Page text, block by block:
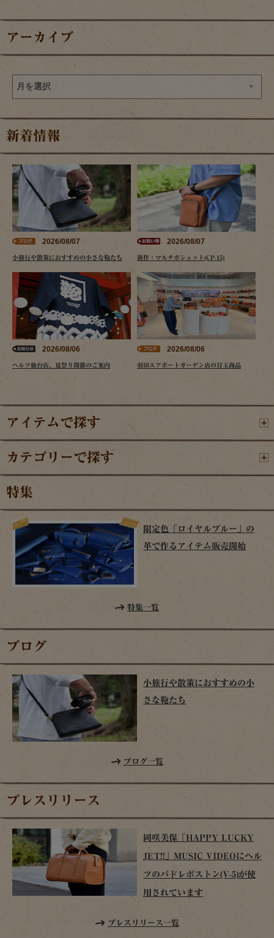
アーカイブ
新着情報
2026/08/07
小旅行や散策におすすめの小さな鞄たち
2026/08/07
新作：マルチポシェット(CP-15)
2026/08/06
ヘルツ仙台店、夏祭り開催のご案内
2026/08/06
羽田エアポートガーデン店の目玉商品
アイテムで探す
カテゴリーで探す
特集
限定色「ロイヤルブルー」の
革で作るアイテム販売開始
特集一覧
ブログ
小旅行や散策におすすめの小
さな鞄たち
ブログ一覧
プレスリリース
岡咲美保「HAPPY LUCKY
JET!!」MUSIC VIDEOにヘル
ツのパドレボストン(V-5)が使
用されています
プレスリリース一覧